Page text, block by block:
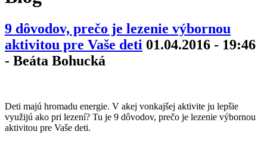
9 dôvodov, prečo je lezenie výbornou
aktivitou pre Vaše deti 01.04.2016 - 19:46
- Beáta Bohucká
Deti majú hromadu energie. V akej vonkajšej aktivite ju lepšie
využijú ako pri lezení? Tu je 9 dôvodov, prečo je lezenie výbornou
aktivitou pre Vaše deti.